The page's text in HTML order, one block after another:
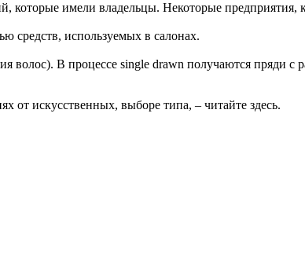
которые имели владельцы. Некоторые
средств, используемых в салонах.
волос). В процессе single drawn получаются пряди
от искусственных, выборе типа, – читайте здесь.